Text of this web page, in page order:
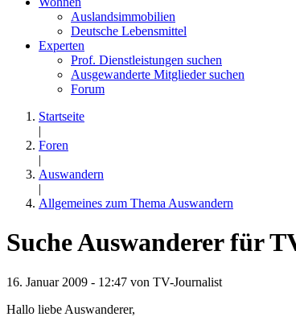
Auslandsimmobilien
Deutsche Lebensmittel
Experten
Prof. Dienstleistungen suchen
Ausgewanderte Mitglieder suchen
Forum
Startseite
|
Foren
|
Auswandern
|
Allgemeines zum Thema Auswandern
Suche Auswanderer für
16. Januar 2009 - 12:47 von TV-Journalist
Hallo liebe Auswanderer,